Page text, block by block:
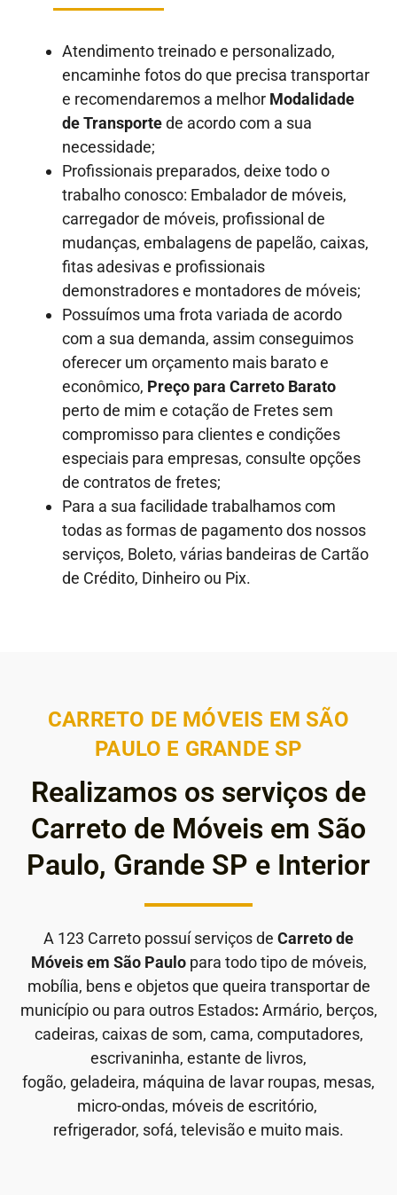
Atendimento treinado e personalizado,
encaminhe fotos do que precisa transportar
e recomendaremos a melhor Modalidade
de Transportede acordo com a sua
necessidade;
Profissionais preparados, deixe todo o
trabalho conosco: Embalador de móveis,
carregador de móveis, profissional de
mudanças, embalagens de papelão, caixas,
fitas adesivas e profissionais
demonstradores e montadores de móveis;
Possuímos uma frota variada de acordo
com a sua demanda, assim conseguimos
oferecer um orçamento mais barato e
econômico, Preço para Carreto Barato
perto de mim e cotação de Fretes sem
compromisso para clientes e condições
especiais para empresas, consulte opções
de contratos de fretes;
Para a sua facilidade trabalhamos com
todas as formas de pagamento dos nossos
serviços, Boleto, várias bandeiras de Cartão
de Crédito, Dinheiro ou Pix.
CARRETO DE MÓVEIS EM SÃO
PAULO E GRANDE SP
Realizamos os serviços de
Carreto de Móveis em São
Paulo, Grande SP e Interior
A 123 Carreto possuí serviços de Carreto de
Móveis em São Paulopara todo tipo de móveis,
mobília, bens e objetos que queira transportar de
município ou para outros Estados: Armário, berços,
cadeiras, caixas de som, cama, computadores,
escrivaninha, estante de livros,
fogão, geladeira, máquina de lavar roupas, mesas,
micro-ondas, móveis de escritório,
refrigerador, sofá, televisão e muito mais.